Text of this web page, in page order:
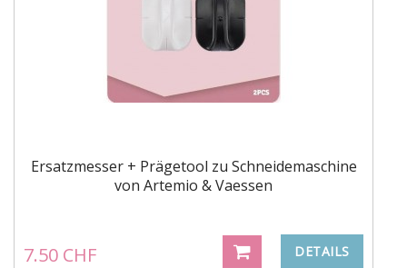
Ersatzmesser + Prägetool zu Schneidemaschine
von Artemio & Vaessen
7.50 CHF DETAILS